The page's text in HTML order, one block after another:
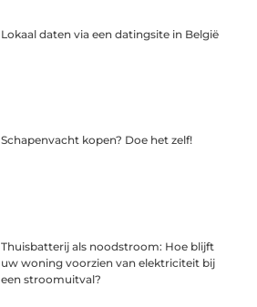
Lokaal daten via een datingsite in België
Schapenvacht kopen? Doe het zelf!
Thuisbatterij als noodstroom: Hoe blijft
uw woning voorzien van elektriciteit bij
een stroomuitval?